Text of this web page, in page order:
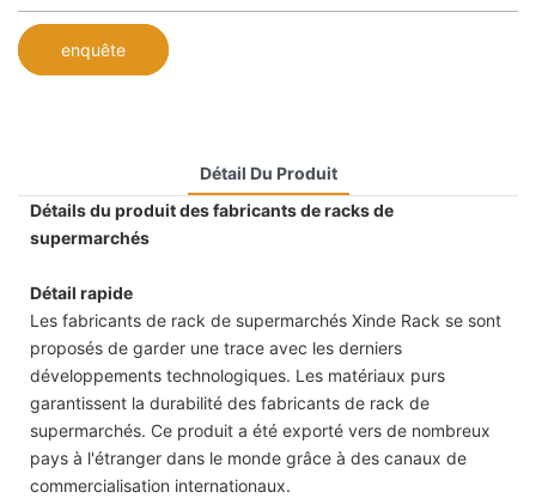
enquête
Détail Du Produit
Détails du produit des fabricants de racks de
supermarchés
Détail rapide
Les fabricants de rack de supermarchés Xinde Rack se sont
proposés de garder une trace avec les derniers
développements technologiques. Les matériaux purs
garantissent la durabilité des fabricants de rack de
supermarchés. Ce produit a été exporté vers de nombreux
pays à l'étranger dans le monde grâce à des canaux de
commercialisation internationaux.